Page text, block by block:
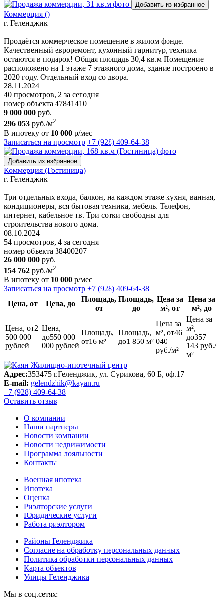
Добавить из избранное
Коммерция ()
г. Геленджик
Продаётся коммерческое помещение в жилом фонде.
Качественный евроремонт, кухонный гарнитур, техника
остаются в подарок! Общая площадь 30,4 кв.м Помещение
расположено на 1 этаже 7 этажного дома, здание построено в
2020 году. Отдельный вход со двора.
28.11.2024
40 просмотров, 2 за сегодня
номер объекта 47841410
9 000 000 руб.
296 053 руб./м2
В ипотеку от 10 000 р/мес
Записаться на просмотр +7 (928) 409-64-38
Добавить из избранное
Коммерция (Гостиница)
г. Геленджик
Три отдельных входа, балкон, на каждом этаже кухня, ванная,
кондиционеры, вся бытовая техника, мебель. Телефон,
интернет, кабельное тв. Три сотки свободны для
строительства нового дома.
08.10.2024
54 просмотров, 4 за сегодня
номер объекта 38400207
26 000 000 руб.
154 762 руб./м2
В ипотеку от 10 000 р/мес
Записаться на просмотр +7 (928) 409-64-38
Цена, от
Цена, до
Площадь,
от
Площадь,
до
Цена за
м², от
Цена за
м², до
Цена, от2
500 000
рублей
Цена,
до550 000
000 рублей
Площадь,
от16 м²
Площадь,
до1 850 м²
Цена за
м², от46
040
руб./м²
Цена за
м²,
до357
143 руб./
м²
Адрес:353475 г.Геленджик, ул. Сурикова, 60 Б, оф.17
E-mail: gelendzhik@kayan.ru
+7 (928) 409-64-38
Оставить отзыв
О компании
Наши партнеры
Новости компании
Новости недвижимости
Программа лояльности
Контакты
Военная ипотека
Ипотека
Оценка
Риэлторские услуги
Юридические услуги
Работа риэлтором
Районы Геленджика
Согласие на обработку персональных данных
Политика обработки персональных данных
Карта объектов
Улицы Геленджика
Мы в соц.сетях: